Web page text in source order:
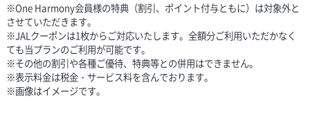
※One Harmony会員様の特典（割引、ポイント付与ともに）は対象外と
させていただきます。
※JALクーポンは1枚からご対応いたします。全額分ご利用いただかなく
ても当プランのご利用が可能です。
※その他の割引や各種ご優待、特典等との併用はできません。
※表示料金は税金・サービス料を含んでおります。
※画像はイメージです。